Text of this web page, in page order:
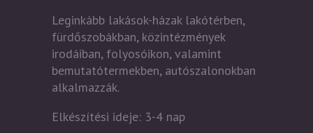
Leginkább lakások-házak lakótérben,
fürdőszobákban, közintézmények
irodáiban, folyosóikon, valamint
bemutatótermekben, autószalonokban
alkalmazzák.
Elkészítési ideje: 3-4 nap